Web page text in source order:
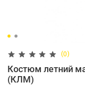
(0)
Костюм летний
(КЛМ)